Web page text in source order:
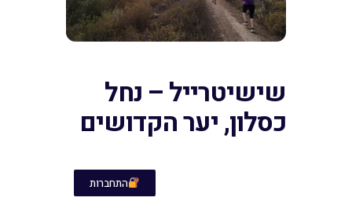
שישיטרייל – נחל
כסלון, יער הקדושים
התחברות